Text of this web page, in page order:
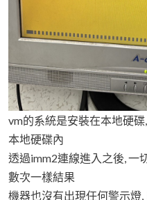
vm的系統是安裝在本地硬
本地硬碟內
透過imm2連線進入之後, 一
數次一樣結果
機器也沒有出現任何警示燈